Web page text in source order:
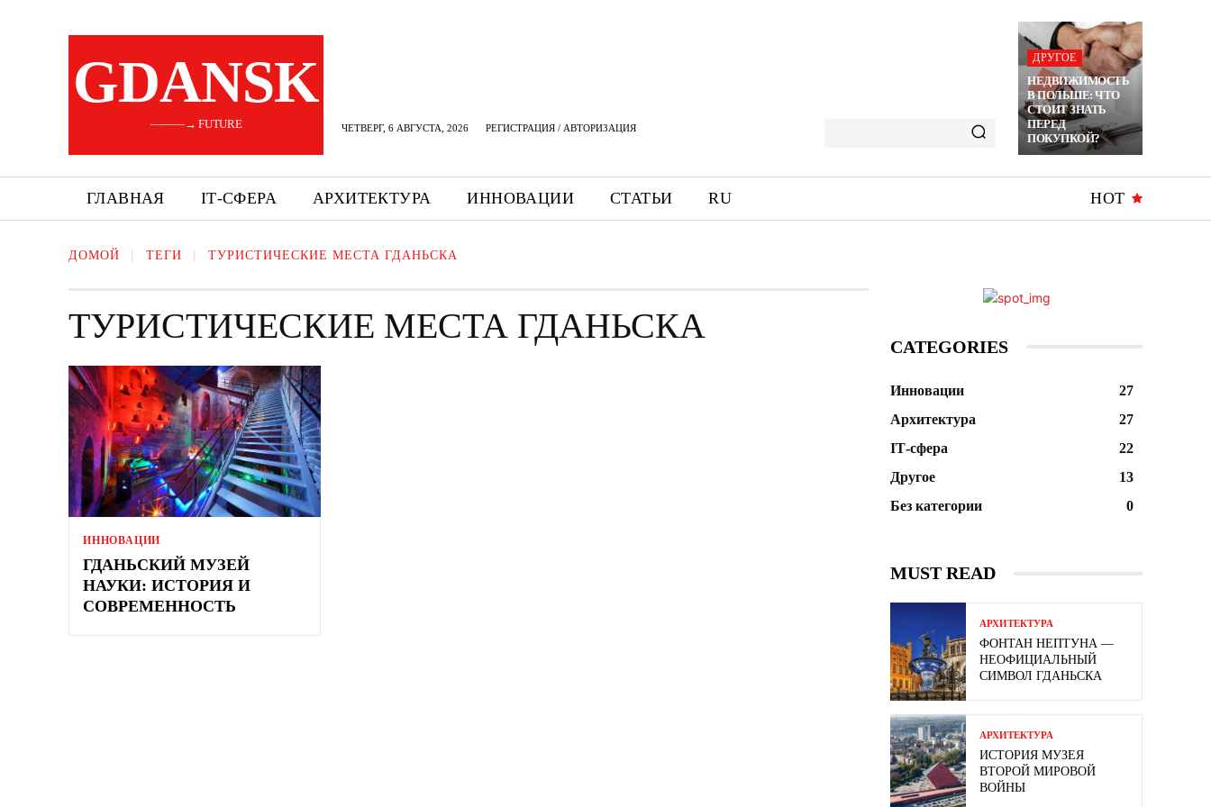
GDANSK
———→ FUTURE ЧЕТВЕРГ, 6 АВГУСТА, 2026 РЕГИСТРАЦИЯ / АВТОРИЗАЦИЯ
ДРУГОЕ
НЕДВИЖИМОСТЬ
В ПОЛЬШЕ: ЧТО
СТОИТ ЗНАТЬ
ПЕРЕД
ПОКУПКОЙ?
ГЛАВНАЯ ІТ-СФЕРА АРХИТЕКТУРА ИННОВАЦИИ СТАТЬИ RU HOT
ДОМОЙ ТЕГИ ТУРИСТИЧЕСКИЕ МЕСТА ГДАНЬСКА
ТУРИСТИЧЕСКИЕ МЕСТА ГДАНЬСКА
ИННОВАЦИИ
ГДАНЬСКИЙ МУЗЕЙ
НАУКИ: ИСТОРИЯ И
СОВРЕМЕННОСТЬ
CATEGORIES
Инновации
27
Архитектура
27
ІТ-сфера
22
Другое
13
Без категории
0
MUST READ
АРХИТЕКТУРА
ФОНТАН НЕПТУНА —
НЕОФИЦИАЛЬНЫЙ
СИМВОЛ ГДАНЬСКА
АРХИТЕКТУРА
ИСТОРИЯ МУЗЕЯ
ВТОРОЙ МИРОВОЙ
ВОЙНЫ